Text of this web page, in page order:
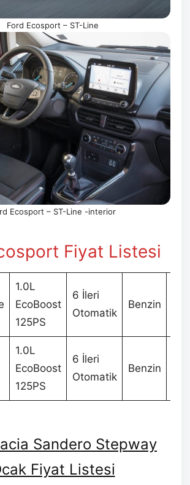
Ford Ecosport – ST-Line
Ecosport – ST-Line -interior
Fiyat Listesi
1.0L
EcoBoost
125PS
6 İleri
Otomatik
Benzin
1.0L
EcoBoost
125PS
6 İleri
Otomatik
Benzin
Sandero Stepway
Fiyat Listesi